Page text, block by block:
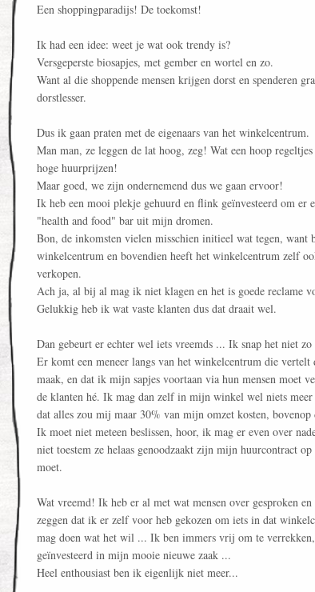
Een shoppingparadijs! De toekomst!
Ik had een idee: weet je wat ook trendy is?
Versgeperste biosapjes, met gember en wortel en zo.
Want al die shoppende mensen krijgen dorst en spenderen
dorstlesser.
Dus ik gaan praten met de eigenaars van het winkelcentrum.
Man man, ze leggen de lat hoog, zeg! Wat een hoop
hoge huurprijzen!
Maar goed, we zijn ondernemend dus we gaan ervoor!
Ik heb een mooi plekje gehuurd en flink geïnvesteerd om er
"health and food" bar uit mijn dromen.
Bon, de inkomsten vielen misschien initieel wat tegen, want
winkelcentrum en bovendien heeft het winkelcentrum zelf
verkopen.
Ach ja, al bij al mag ik niet klagen en het is goede reclame
Gelukkig heb ik wat vaste klanten dus dat draait wel.
Dan gebeurt er echter wel iets vreemds ... Ik snap het niet zo
Er komt een meneer langs van het winkelcentrum die
maak, en dat ik mijn sapjes voortaan via hun mensen moet
de klanten hé. Ik mag dan zelf in mijn winkel wel niets
dat alles zou mij maar 30% van mijn omzet kosten,
Ik moet niet meteen beslissen, hoor, ik mag er even over
niet toestem ze helaas genoodzaakt zijn mijn huurcontract
moet.
Wat vreemd! Ik heb er al met wat mensen over gesproken
zeggen dat ik er zelf voor heb gekozen om iets in dat
mag doen wat het wil ... Ik ben immers vrij om te
geïnvesteerd in mijn mooie nieuwe zaak ...
Heel enthousiast ben ik eigenlijk niet meer...